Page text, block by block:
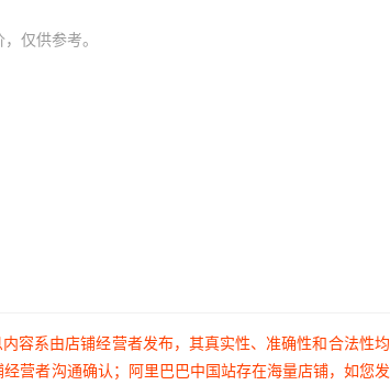
仅供参考。
容系由店铺经营者发布，其真实性、准确性和合法性
营者沟通确认；阿里巴巴中国站存在海量店铺，如您